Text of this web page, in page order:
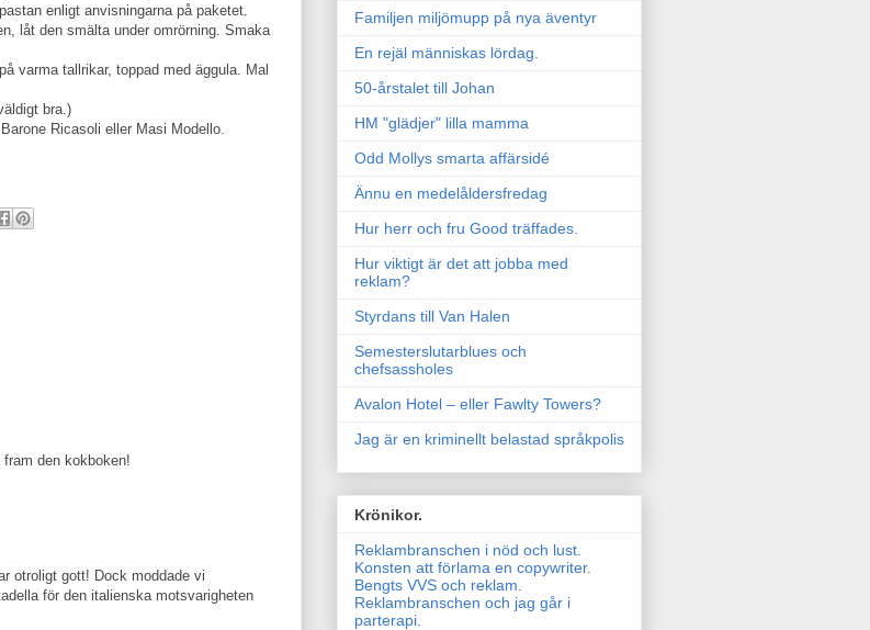
enligt anvisningarna på paketet.
låt den smälta under omrörning. Smaka
varma tallrikar, toppad med äggula. Mal
bra.)
Ricasoli eller Masi Modello.
den kokboken!
otroligt gott! Dock moddade vi
för den italienska motsvarigheten
Familjen miljömupp på nya äventyr
En rejäl människas lördag.
50-årstalet till Johan
HM "glädjer" lilla mamma
Odd Mollys smarta affärsidé
Ännu en medelåldersfredag
Hur herr och fru Good träffades.
Hur viktigt är det att jobba med
reklam?
Styrdans till Van Halen
Semesterslutarblues och
chefsassholes
Avalon Hotel – eller Fawlty Towers?
Jag är en kriminellt belastad språkpolis
Krönikor.
Reklambranschen i nöd och lust.
Konsten att förlama en copywriter.
Bengts VVS och reklam.
Reklambranschen och jag går i
parterapi.